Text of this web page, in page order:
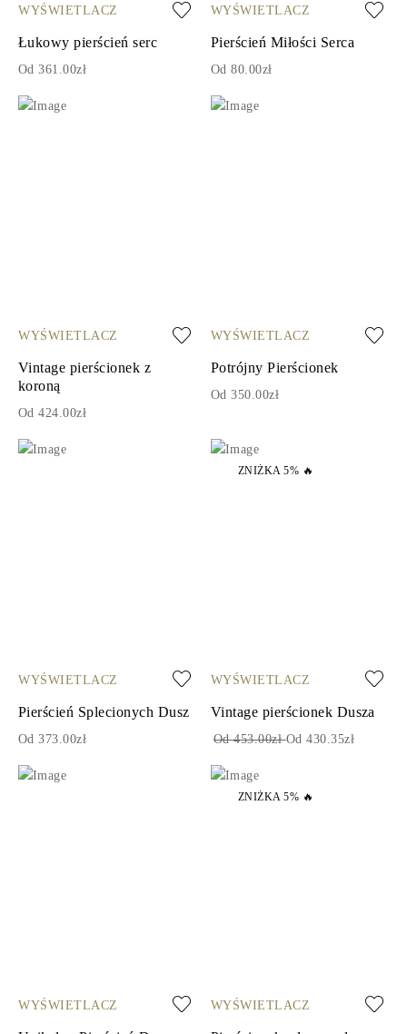
WYŚWIETLACZ
Łukowy pierścień serc
Od 361.00zł
WYŚWIETLACZ
Pierścień Miłości Serca
Od 80.00zł
WYŚWIETLACZ
Vintage pierścionek z
koroną
Od 424.00zł
WYŚWIETLACZ
Potrójny Pierścionek
Od 350.00zł
WYŚWIETLACZ
Pierścień Splecionych Dusz
Od 373.00zł
ZNIŻKA 5% 🔥
WYŚWIETLACZ
Vintage pierścionek Dusza
Od 453.00złOd 430.35zł
WYŚWIETLACZ
ZNIŻKA 5% 🔥
WYŚWIETLACZ